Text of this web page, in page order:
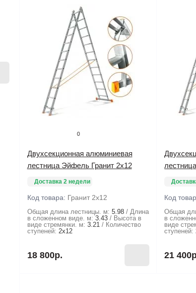
0
Двухсекционная алюминиевая
лестница Эйфель Гранит 2х12
Доставка 2 недели
Код товара: Гранит 2х12
Общая длина лестницы. м: 5.98
Длина
в сложенном виде. м: 3.43
Высота в
виде стремянки. м: 3.21
Количество
ступеней: 2х12
18 800р.
Код
Общая
в
виде
ступеней:
21